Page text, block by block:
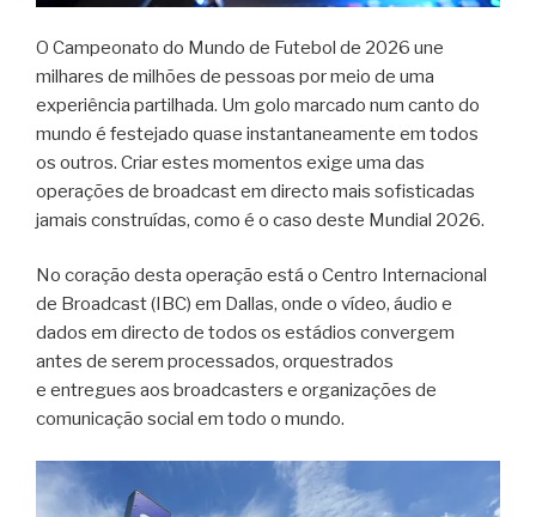
O Campeonato do Mundo de Futebol de 2026 une
milhares de milhões de pessoas por meio de uma
experiência partilhada. Um golo marcado num canto do
mundo é festejado quase instantaneamente em todos
os outros. Criar estes momentos exige uma das
operações de broadcast em directo mais sofisticadas
jamais construídas, como é o caso deste Mundial 2026.
No coração desta operação está o Centro Internacional
de Broadcast (IBC) em Dallas, onde o vídeo, áudio e
dados em directo de todos os estádios convergem
antes de serem processados, orquestrados
e entregues aos broadcasters e organizações de
comunicação social em todo o mundo.